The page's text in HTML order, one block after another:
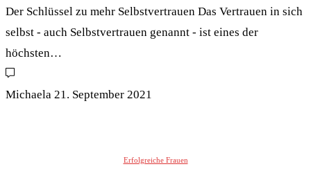
Der Schlüssel zu mehr Selbstvertrauen Das Vertrauen in sich
selbst - auch Selbstvertrauen genannt - ist eines der
höchsten…
Michaela 21. September 2021
Erfolgreiche Frauen